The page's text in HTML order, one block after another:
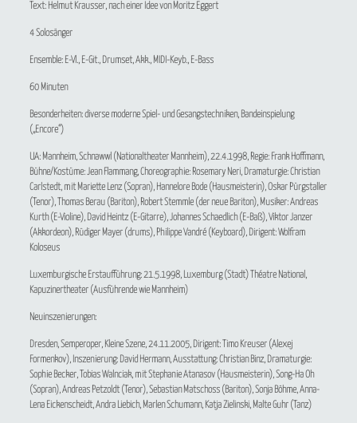
Text: Helmut Krausser, nach einer Idee von Moritz Eggert
4 Solosänger
Ensemble: E-Vl., E-Git., Drumset, Akk., MIDI-Keyb., E-Bass
60 Minuten
Besonderheiten: diverse moderne Spiel- und Gesangstechniken, Bandeinspielung
(„Encore“)
UA: Mannheim, Schnawwl (Nationaltheater Mannheim), 22.4.1998, Regie: Frank Hoffmann,
Bühne/Kostüme: Jean Flammang, Choreographie: Rosemary Neri, Dramaturgie: Christian
Carlstedt, mit Mariette Lenz (Sopran), Hannelore Bode (Hausmeisterin), Oskar Pürgstaller
(Tenor), Thomas Berau (Bariton), Robert Stemmle (der neue Bariton), Musiker: Andreas
Kurth (E-Violine), David Heintz (E-Gitarre), Johannes Schaedlich (E-Baß), Viktor Janzer
(Akkordeon), Rüdiger Mayer (drums), Philippe Vandré (Keyboard), Dirigent: Wolfram
Koloseus
Luxemburgische Erstaufführung: 21.5.1998, Luxemburg (Stadt) Théatre National,
Kapuzinertheater (Ausführende wie Mannheim)
Neuinszenierungen:
Dresden, Semperoper, Kleine Szene, 24.11.2005, Dirigent: Timo Kreuser (Alexej
Formenkov), Inszenierung: David Hermann, Ausstattung: Christian Binz, Dramaturgie:
Sophie Becker, Tobias Walnciak, mit Stephanie Atanasov (Hausmeisterin), Song-Ha Oh
(Sopran), Andreas Petzoldt (Tenor), Sebastian Matschoss (Bariton), Sonja Böhme, Anna-
Lena Eickenscheidt, Andra Liebich, Marlen Schumann, Katja Zielinski, Malte Guhr (Tanz)